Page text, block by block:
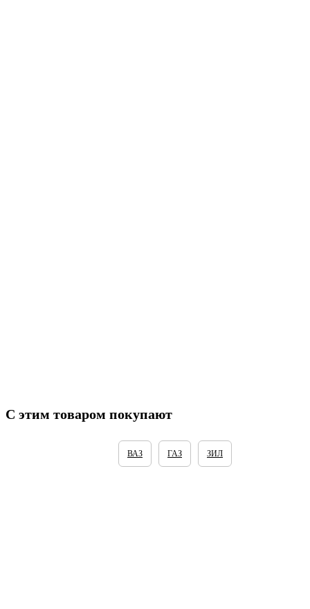
С этим товаром покупают
ВАЗ ГАЗ ЗИЛ